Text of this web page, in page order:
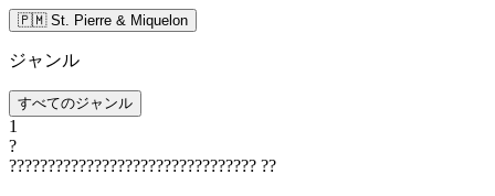
🇵🇲 St. Pierre & Miquelon
ジャンル
すべてのジャンル
1
?
???????????????????????????????? ??